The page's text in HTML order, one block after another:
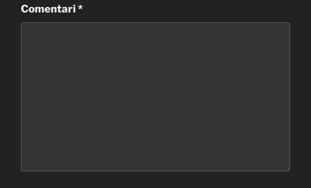
Comentari*